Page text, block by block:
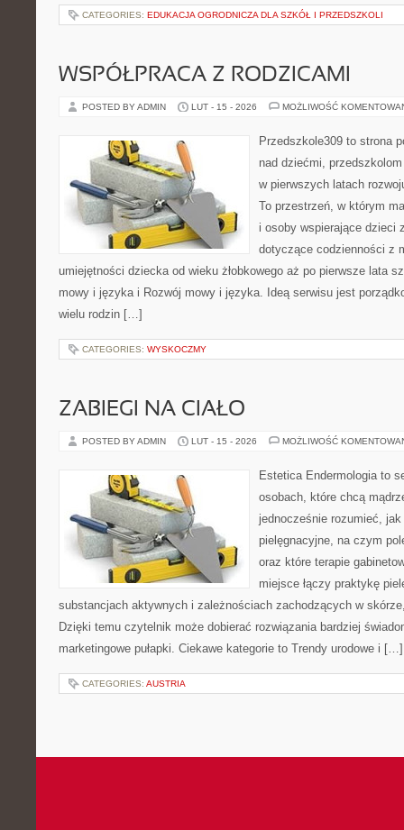
CATEGORIES: EDUKACJA OGRODNICZA DLA SZKÓŁ I PRZEDSZKOLI
WSPÓŁPRACA Z RODZICAMI
POSTED BY ADMIN LUT - 15 - 2026 MOŻLIWOŚĆ
Przedszkole309 to strona
nad dziećmi,
w pierwszych latach
To przestrzeń, w którym
i osoby wspierające dzieci
dotyczące codzienności z
umiejętności dziecka od wieku żłobkowego aż po pierwsze lata
mowy i języka i Rozwój mowy i języka. Ideą serwisu jest
wielu rodzin […]
CATEGORIES: WYSKOCZMY
ZABIEGI NA CIAŁO
POSTED BY ADMIN LUT - 15 - 2026 MOŻLIWOŚĆ
Estetica Endermologia to
osobach, które chcą
jednocześnie rozumieć, jak
pielęgnacyjne, na czym
oraz które terapie
miejsce łączy praktykę
substancjach aktywnych i zależnościach zachodzących w
Dzięki temu czytelnik może dobierać rozwiązania bardziej
marketingowe pułapki. Ciekawe kategorie to Trendy urodowe i […]
CATEGORIES: AUSTRIA